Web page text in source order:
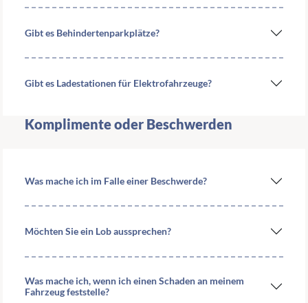
Gibt es Behindertenparkplätze?
Gibt es Ladestationen für Elektrofahrzeuge?
Komplimente oder Beschwerden
Was mache ich im Falle einer Beschwerde?
Möchten Sie ein Lob aussprechen?
Was mache ich, wenn ich einen Schaden an meinem
Fahrzeug feststelle?